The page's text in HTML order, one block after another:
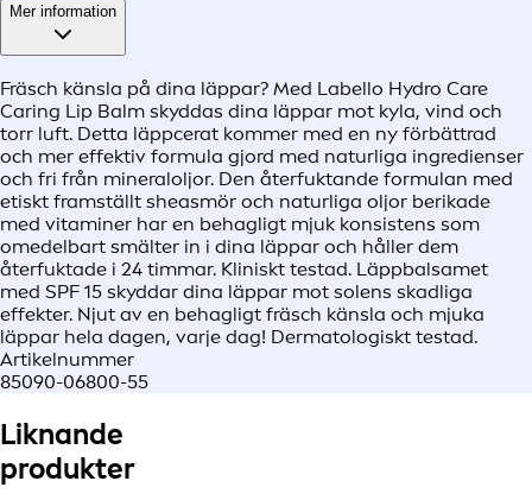
Mer information
Fräsch känsla på dina läppar? Med Labello Hydro Care
Caring Lip Balm skyddas dina läppar mot kyla, vind och
torr luft. Detta läppcerat kommer med en ny förbättrad
och mer effektiv formula gjord med naturliga ingredienser
och fri från mineraloljor. Den återfuktande formulan med
etiskt framställt sheasmör och naturliga oljor berikade
med vitaminer har en behagligt mjuk konsistens som
omedelbart smälter in i dina läppar och håller dem
återfuktade i 24 timmar. Kliniskt testad. Läppbalsamet
med SPF 15 skyddar dina läppar mot solens skadliga
effekter. Njut av en behagligt fräsch känsla och mjuka
läppar hela dagen, varje dag! Dermatologiskt testad.
Artikelnummer
85090-06800-55
Liknande
produkter